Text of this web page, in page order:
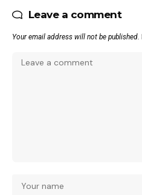
Leave a comment
Your email address will not be published.